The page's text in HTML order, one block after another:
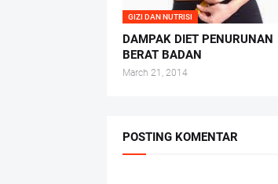
GIZI DAN NUTRISI
DAMPAK DIET PENURUNAN
BERAT BADAN
March 21, 2014
POSTING KOMENTAR